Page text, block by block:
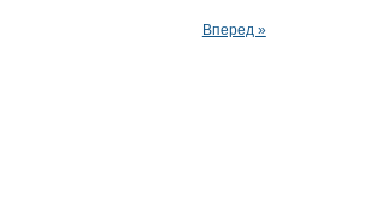
Вперед »